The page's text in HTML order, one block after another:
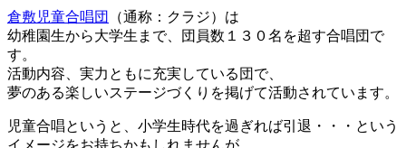
倉敷児童合唱団
（通称：クラジ）は
幼稚園生から大学生まで、団員数１３０名を超す合唱団で
す。
活動内容、実力ともに充実している団で、
夢のある楽しいステージづくりを掲げて活動されています。
児童合唱というと、小学生時代を過ぎれば引退・・・という
イメージをお持ちかもしれませんが